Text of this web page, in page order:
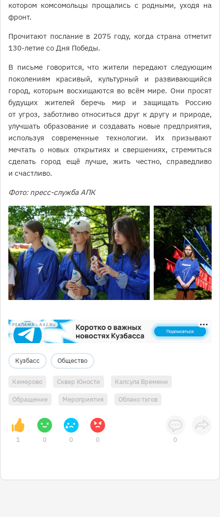
котором комсомольцы прощались с родными, уходя на
фронт.
Прочитают послание в 2075 году, когда страна отметит
130-летие со Дня Победы.
В письме говорится, что жители передают следующим
поколениям красивый, культурный и развивающийся
город, которым восхищаются во всём мире. Они просят
будущих жителей беречь мир и защищать Россию
от угроз, заботливо относиться друг к другу и природе,
улучшать образование и создавать новые предприятия,
используя современные технологии. Их призывают
мечтать о новых открытиях и свершениях, стремиться
сделать город ещё лучше, жить честно, справедливо
и счастливо.
Фото: пресс-служба АПК
РЕКЛАМА • A42.RU
Кузбасс Общество
Кемерово Сквер Юности Капсула Времени
Обращение Мероприятия Облако тэгов
1 0 0 0 0